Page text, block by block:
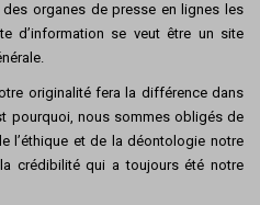
organes de presse en lignes les
d’information se veut être un site
originalité fera la différence dans
pourquoi, nous sommes obligés de
l’éthique et de la déontologie notre
crédibilité qui a toujours été notre